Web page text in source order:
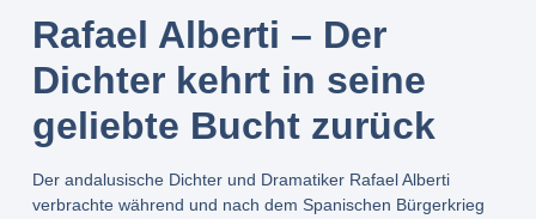
Rafael Alberti – Der
Dichter kehrt in seine
geliebte Bucht zurück
Der andalusische Dichter und Dramatiker Rafael Alberti
verbrachte während und nach dem Spanischen Bürgerkrieg